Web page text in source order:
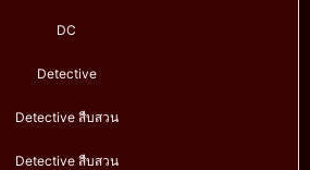
DC
Detective
Detective สืบสวน
Detective สืบสวน